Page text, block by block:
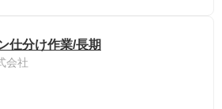
仕分け作業/長期
会社